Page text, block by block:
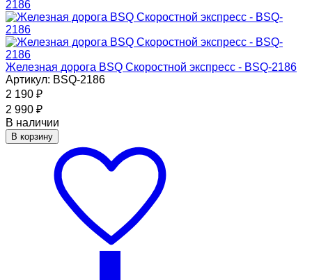
Железная дорога BSQ Скоростной экспресс - BSQ-2186
Артикул: BSQ-2186
2 190 ₽
2 990 ₽
В наличии
В корзину